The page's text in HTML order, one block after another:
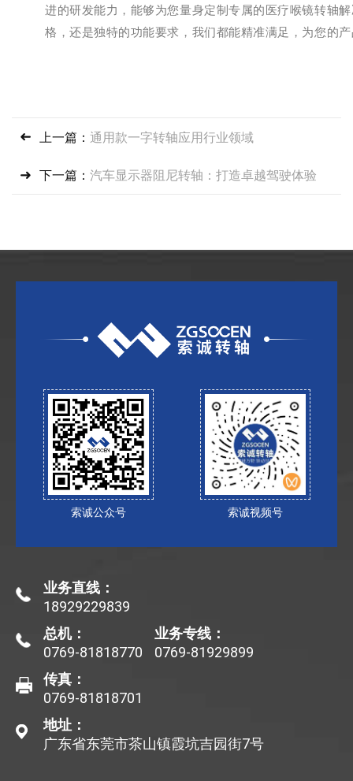
进的研发能力，能够为您量身定制专属的医疗喉镜转轴
格，还是独特的功能要求，我们都能精准满足，为您的
上一篇： 通用款一字转轴应用行业领域
下一篇： 汽车显示器阻尼转轴：打造卓越驾驶体验
索诚公众号 索诚视频号
业务直线：
18929229839
总机：
0769-81818770
业务专线：
0769-81929899
传真：
0769-81818701
地址：
广东省东莞市茶山镇霞坑吉园街7号